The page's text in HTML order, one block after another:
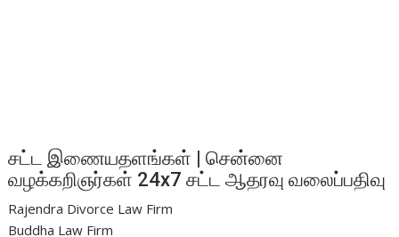
சட்ட இணையதளங்கள் | சென்னை
வழக்கறிஞர்கள் 24x7 சட்ட ஆதரவு வலைப்பதிவு
Rajendra Divorce Law Firm
Buddha Law Firm